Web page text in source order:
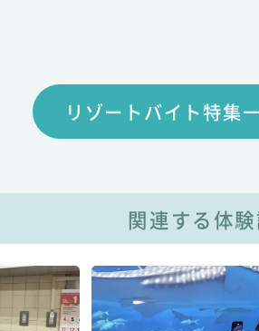
リゾートバイト特集
関連する体